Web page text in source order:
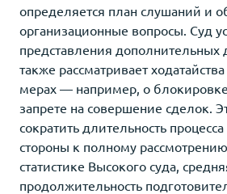
определяется план слушаний и
организационные вопросы. Суд
представления дополнительных
также рассматривает
мерах — например, о
запрете на совершение сделок.
сократить длительность
стороны к полному
статистике Высокого суда,
продолжительность